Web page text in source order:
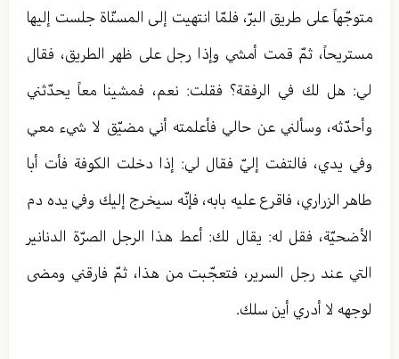
متوجّهاً على طريق البرّ، فلمّا انتهيت إلى المسنّاة جلست إليها
مستريحاً، ثمّ قمت أمشي وإذا رجل على ظهر الطريق، فقال
لي: هل لك في الرفقة؟ فقلت: نعم، فمشينا معاً يحدّثني
وأحدّثه، وسألني عن حالي فأعلمته أني مضيّق لا شيء معي
وفي يدي، فالتفت إليّ فقال لي: إذا دخلت الكوفة فأت أبا
طاهر الزراري، فاقرع عليه بابه، فإنّه سيخرج إليك وفي يده دم
الأضحيّة، فقل له: يقال لك: أعط هذا الرجل الصرّة الدنانير
التي عند رجل السرير، فتعجّبت من هذا، ثمّ فارقني ومضى
لوجهه لا أدري أين سلك.